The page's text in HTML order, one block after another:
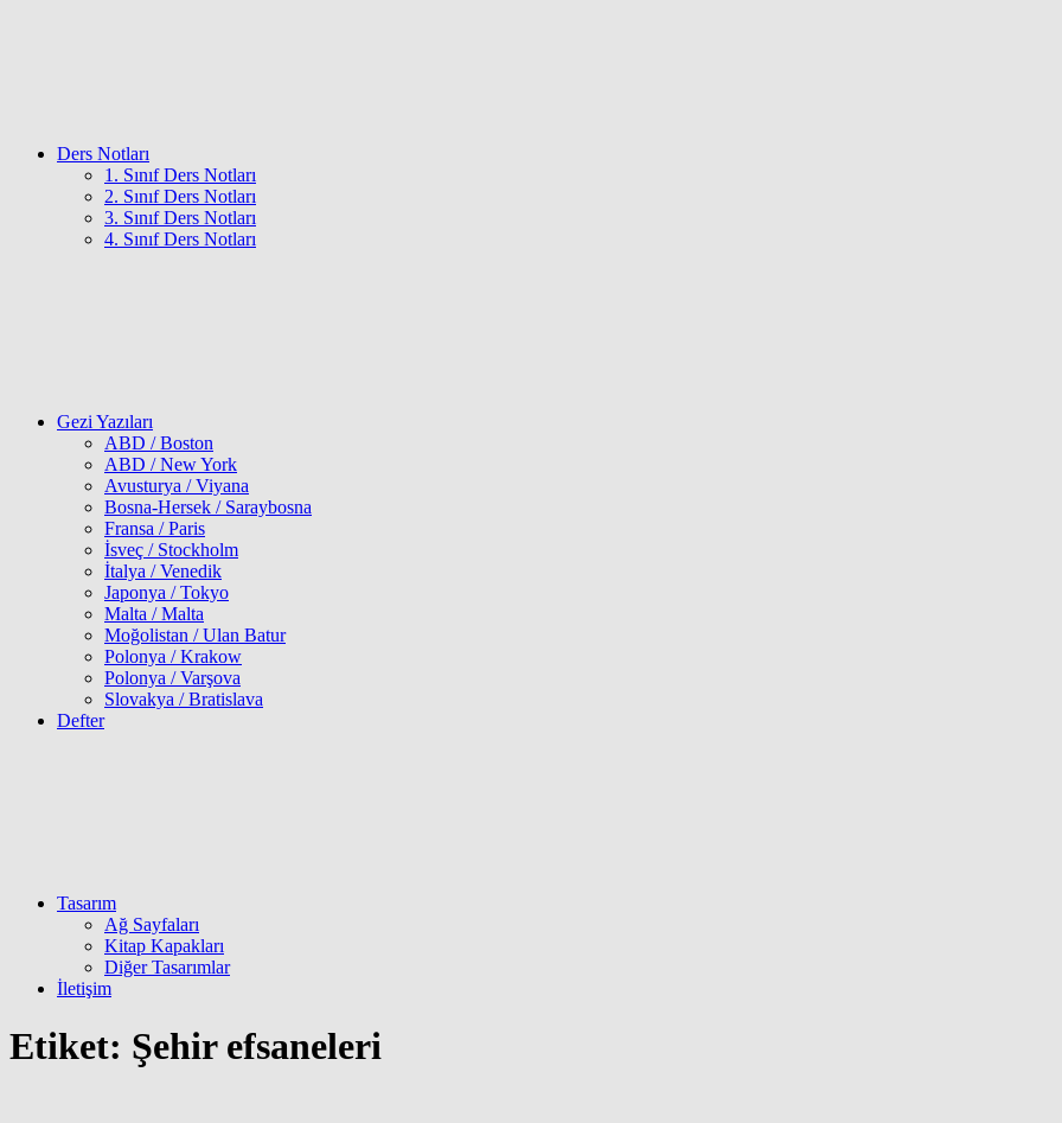
Ders Notları
1. Sınıf Ders Notları
2. Sınıf Ders Notları
3. Sınıf Ders Notları
4. Sınıf Ders Notları
Gezi Yazıları
ABD / Boston
ABD / New York
Avusturya / Viyana
Bosna-Hersek / Saraybosna
Fransa / Paris
İsveç / Stockholm
İtalya / Venedik
Japonya / Tokyo
Malta / Malta
Moğolistan / Ulan Batur
Polonya / Krakow
Polonya / Varşova
Slovakya / Bratislava
Defter
Tasarım
Ağ Sayfaları
Kitap Kapakları
Diğer Tasarımlar
İletişim
Etiket: Şehir efsaneleri